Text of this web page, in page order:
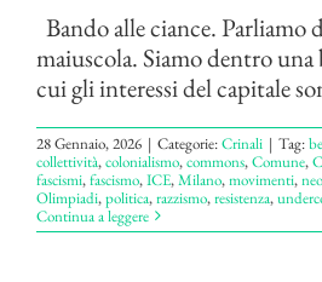
Bando alle ciance. Parliamo
maiuscola. Siamo dentro
cui gli interessi del capitale
28 Gennaio, 2026 | Categorie:Crinali | Tag:
collettività,colonialismo,commons,Comune,
fascismi,fascismo,ICE,Milano,movimenti,
Olimpiadi,politica,razzismo,resistenza,
Continua a leggere